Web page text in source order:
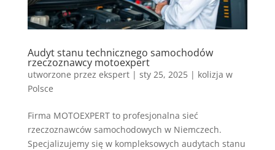
Audyt stanu technicznego samochodów
rzeczoznawcy motoexpert
utworzone przez ekspert| sty 25, 2025| kolizja w
Polsce
Firma MOTOEXPERT to profesjonalna sieć
rzeczoznawców samochodowych w Niemczech.
Specjalizujemy się w kompleksowych audytach stanu